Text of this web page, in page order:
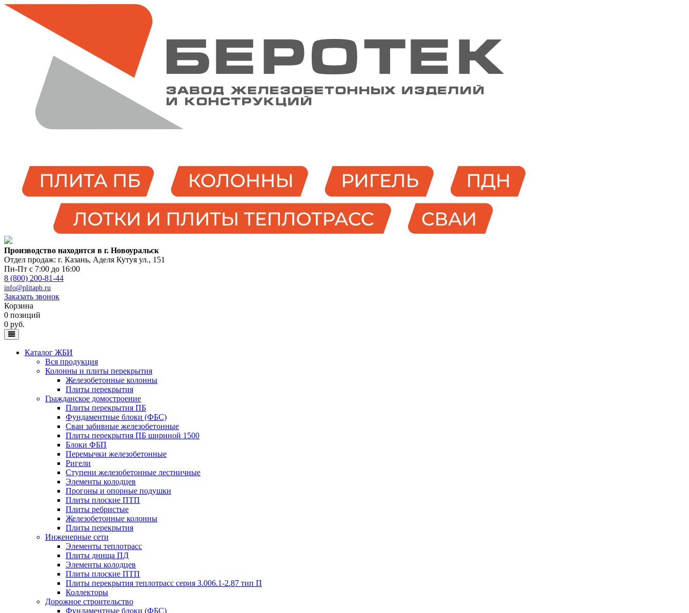
Производство находится в г. Новоуральск
Отдел продаж: г. Казань, Аделя Кутуя ул., 151
Пн-Пт с 7:00 до 16:00
8 (800) 200-81-44
info@plitapb.ru
Заказать звонок
Корзина
0 позиций
0 руб.
Каталог ЖБИ
Вся продукция
Колонны и плиты перекрытия
Железобетонные колонны
Плиты перекрытия
Гражданское домостроение
Плиты перекрытия ПБ
Фундаментные блоки (ФБС)
Сваи забивные железобетонные
Плиты перекрытия ПБ шириной 1500
Блоки ФБП
Перемычки железобетонные
Ригели
Ступени железобетонные лестничные
Элементы колодцев
Прогоны и опорные подушки
Плиты плоские ПТП
Плиты ребристые
Железобетонные колонны
Плиты перекрытия
Инженерные сети
Элементы теплотрасс
Плиты днища ПД
Элементы колодцев
Плиты плоские ПТП
Плиты перекрытия теплотрасс серия 3.006.1-2.87 тип П
Коллекторы
Дорожное строительство
Фундаментные блоки (ФБС)